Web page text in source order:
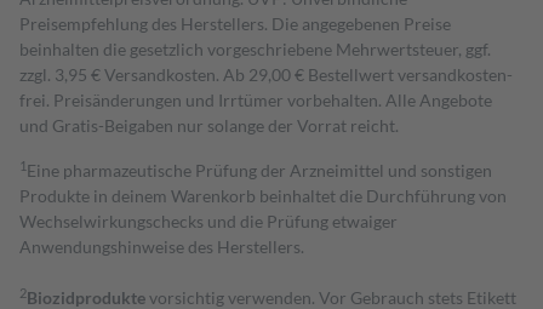
Preisempfehlung des Herstellers. Die angegebenen Preise
beinhalten die gesetzlich vorgeschriebene Mehrwertsteuer, ggf.
zzgl. 3,95 € Versandkosten. Ab 29,00 € Bestell­wert versand­kosten­
frei. Preisänderungen und Irrtümer vorbehalten. Alle Angebote
und Gratis-Beigaben nur solange der Vorrat reicht.
1 Eine pharmazeutische Prüfung der Arzneimittel und sonstigen
Produkte in deinem Warenkorb beinhaltet die Durchführung von
Wechselwirkungschecks und die Prüfung etwaiger
Anwendungshinweise des Herstellers.
2Biozidproduktevorsichtig verwenden. Vor Gebrauch stets Etikett